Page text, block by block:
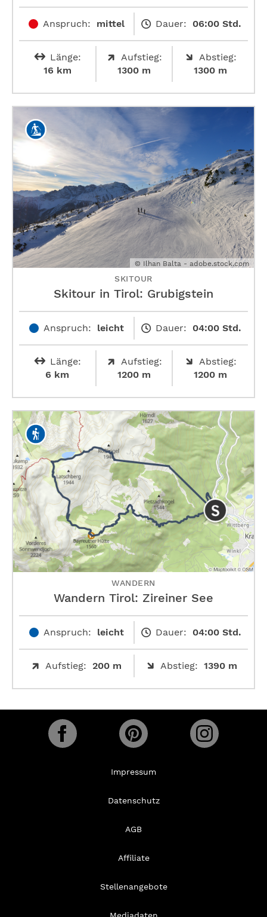
Anspruch: mittel Dauer: 06:00 Std.
Länge:
16 km
Aufstieg:
1300 m
Abstieg:
1300 m
© Ilhan Balta - adobe.stock.com
SKITOUR
Skitour in Tirol: Grubigstein
Anspruch: leicht Dauer: 04:00 Std.
Länge:
6 km
Aufstieg:
1200 m
Abstieg:
1200 m
WANDERN
Wandern Tirol: Zireiner See
Anspruch: leicht Dauer: 04:00 Std.
Aufstieg: 200 m Abstieg: 1390 m
Impressum
Datenschutz
AGB
Affiliate
Stellenangebote